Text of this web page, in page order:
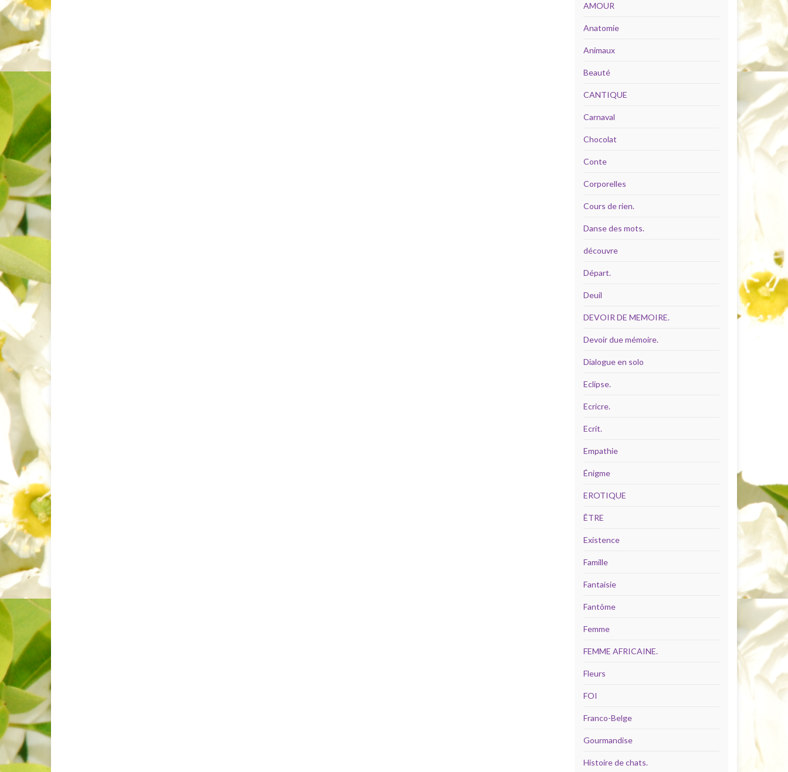
AMOUR
Anatomie
Animaux
Beauté
CANTIQUE
Carnaval
Chocolat
Conte
Corporelles
Cours de rien.
Danse des mots.
découvre
Départ.
Deuil
DEVOIR DE MEMOIRE.
Devoir due mémoire.
Dialogue en solo
Eclipse.
Ecricre.
Ecrit.
Empathie
Énigme
EROTIQUE
ÊTRE
Existence
Famille
Fantaisie
Fantôme
Femme
FEMME AFRICAINE.
Fleurs
FOI
Franco-Belge
Gourmandise
Histoire de chats.